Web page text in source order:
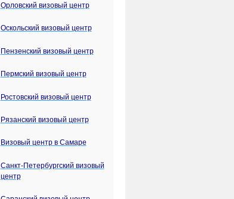
Орловский визовый центр
Оскольский визовый центр
Пензенский визовый центр
Пермский визовый центр
Ростовский визовый центр
Рязанский визовый центр
Визовый центр в Самаре
Санкт-Петербургский визовый
центр